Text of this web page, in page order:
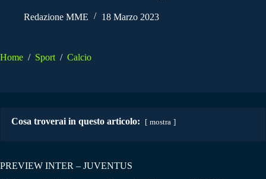
Redazione MME 18 Marzo 2023
Home / Sport / Calcio
Cosa troverai in questo articolo: mostra
PREVIEW INTER – JUVENTUS